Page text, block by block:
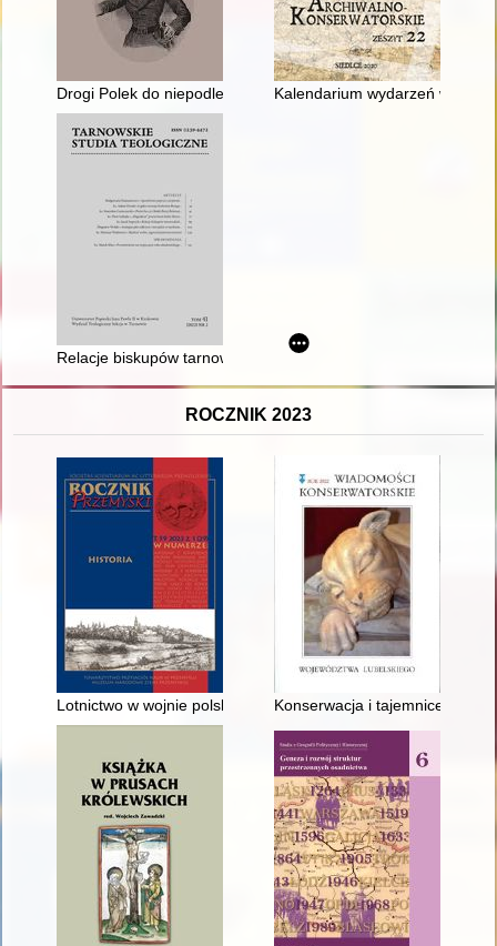
Drogi Polek do niepodległości Kalendarium wydarzeń w
Relacje biskupów tarnowskich ze zgromadzeniem
ROCZNIK 2023
Lotnictwo w wojnie polsko-ukraińskiej 1918-1919 - recenzja]
Konserwacja i tajemnice